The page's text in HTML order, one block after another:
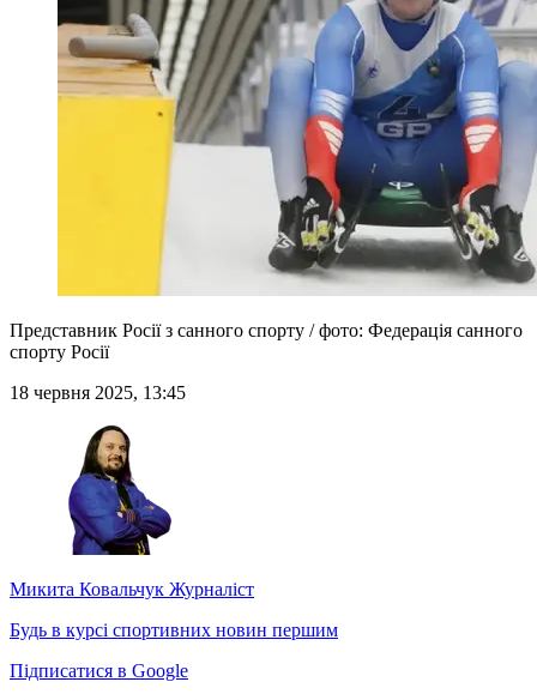
Представник Росії з санного спорту / фото: Федерація санного
спорту Росії
18 червня 2025, 13:45
Микита Ковальчук Журналіст
Будь в курсі спортивних новин першим
Підписатися в Google